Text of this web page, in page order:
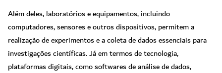
Além deles, laboratórios e equipamentos, incluindo
computadores, sensores e outros dispositivos, permitem a
realização de experimentos e a coleta de dados essenciais para
investigações científicas. Já em termos de tecnologia,
plataformas digitais, como softwares de análise de dados,